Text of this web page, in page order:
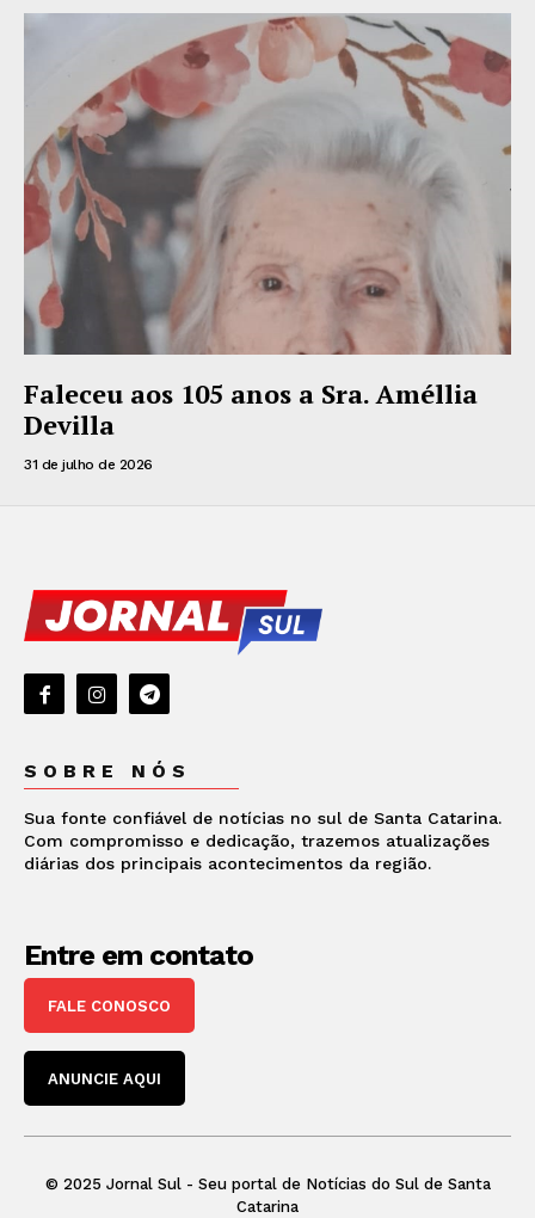
Faleceu aos 105 anos a Sra. Améllia
Devilla
31 de julho de 2026
SOBRE NÓS
Sua fonte confiável de notícias no sul de Santa Catarina.
Com compromisso e dedicação, trazemos atualizações
diárias dos principais acontecimentos da região.
Entre em contato
FALE CONOSCO
ANUNCIE AQUI
© 2025 Jornal Sul - Seu portal de Notícias do Sul de Santa
Catarina